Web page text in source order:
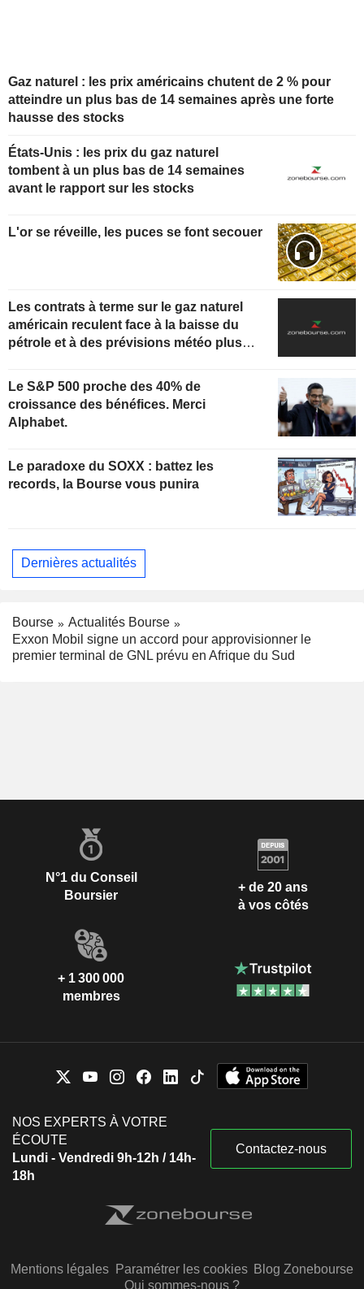
Gaz naturel : les prix américains chutent de 2 % pour
atteindre un plus bas de 14 semaines après une forte
hausse des stocks
États-Unis : les prix du gaz naturel
tombent à un plus bas de 14 semaines
avant le rapport sur les stocks
L'or se réveille, les puces se font secouer
Les contrats à terme sur le gaz naturel
américain reculent face à la baisse du
pétrole et à des prévisions météo plus
Le S&P 500 proche des 40% de
croissance des bénéfices. Merci
Alphabet.
Le paradoxe du SOXX : battez les
records, la Bourse vous punira
Dernières actualités
Bourse
Actualités Bourse
Exxon Mobil signe un accord pour approvisionner le
premier terminal de GNL prévu en Afrique du Sud
N°1 du Conseil
Boursier
+ de 20 ans
à vos côtés
+ 1 300 000
membres
NOS EXPERTS À VOTRE
ÉCOUTE
Lundi - Vendredi 9h-12h / 14h-
18h
Contactez-nous
Mentions légales Paramétrer les cookies Blog Zonebourse
Qui sommes-nous ?